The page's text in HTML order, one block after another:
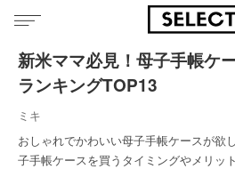
新米ママ必見！母子手帳ケ
ランキングTOP13
ミキ
おしゃれでかわいい母子手帳ケースが欲
子手帳ケースを買うタイミングやメリッ